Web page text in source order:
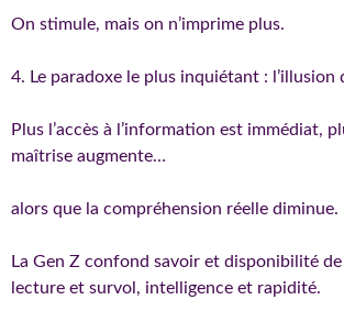
On stimule, mais on n’imprime plus.
4. Le paradoxe le plus inquiétant : l’illusion
Plus l’accès à l’information est immédiat,
maîtrise augmente…
alors que la compréhension réelle diminue.
La Gen Z confond savoir et disponibilité de
lecture et survol, intelligence et rapidité.